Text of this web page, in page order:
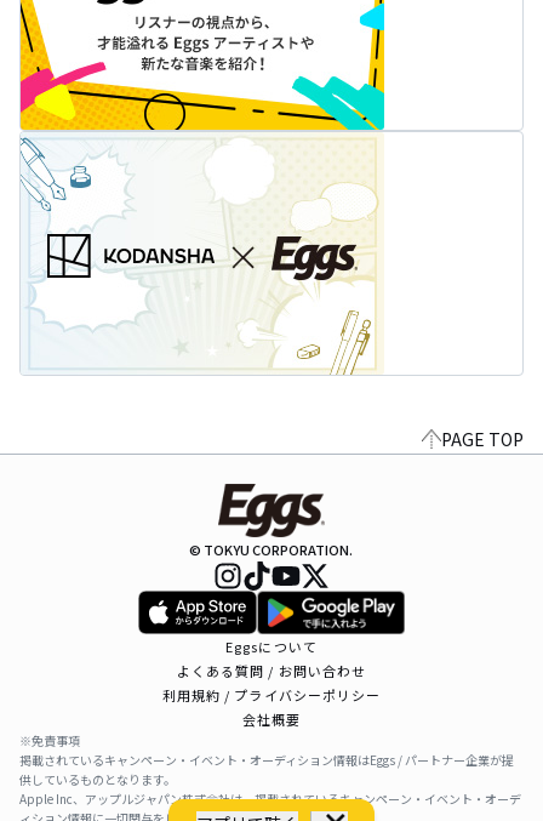
PAGE TOP
© TOKYU CORPORATION.
Eggsについて
よくある質問 / お問い合わせ
利用規約 / プライバシーポリシー
会社概要
※免責事項
掲載されているキャンペーン・イベント・オーディション情報はEggs / パートナー企業が提
供しているものとなります。
Apple Inc、アップルジャパン株式会社は、掲載されているキャンペーン・イベント・オーデ